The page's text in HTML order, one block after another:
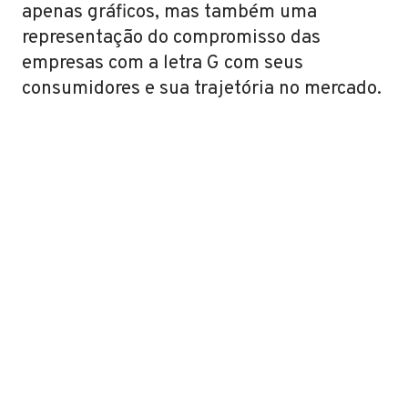
apenas gráficos, mas também uma
representação do compromisso das
empresas com a letra G com seus
consumidores e sua trajetória no mercado.